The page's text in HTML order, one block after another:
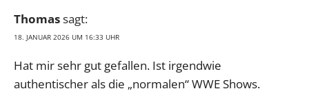
Thomassagt:
18. JANUAR 2026 UM 16:33 UHR
Hat mir sehr gut gefallen. Ist irgendwie
authentischer als die „normalen“ WWE Shows.